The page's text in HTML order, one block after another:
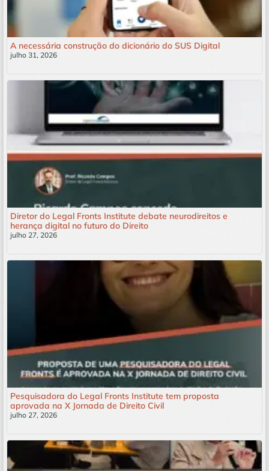
A necessária construção do dicionário do SUS Digital
julho 31, 2026
Diretor do Legal Fronts Institute debate neurodireitos e
herança digital no futuro do Direito
julho 27, 2026
Pesquisadora do Legal Fronts Institute tem proposta
aprovada na X Jornada de Direito Civil
julho 27, 2026